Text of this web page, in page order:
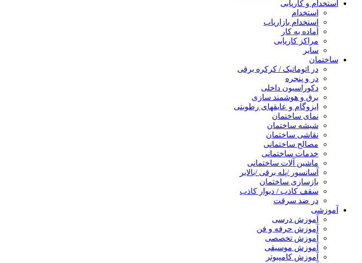
استخدام و کاریابی
استخدام
استخدام بازاریاب
آماده به کار
مراکز کاریابی
سایر
ساختمان
در اتوماتیک / کرکره برقی
در و پنجره
دکوراسیون داخلی
برق و هوشمند سازی
ایزوگام و عایقهای رطوبتی
نمای ساختمان
شیشه ساختمان
نقاشی ساختمان
مصالح ساختمانی
خدمات ساختمانی
ماشین آلات ساختمانی
آسانسور /پله برقی /بالابر
بازسازی ساختمان
سقف کاذب / دیوار کاذب
در ضد سرقت
آموزشی
آموزش درسی
آموزش حرفه و فن
آموزش تخصصی
آموزش موسیقی
آموزش کامپیوتر